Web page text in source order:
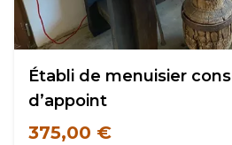
Établi de menuisier
d’appoint
375,00 €